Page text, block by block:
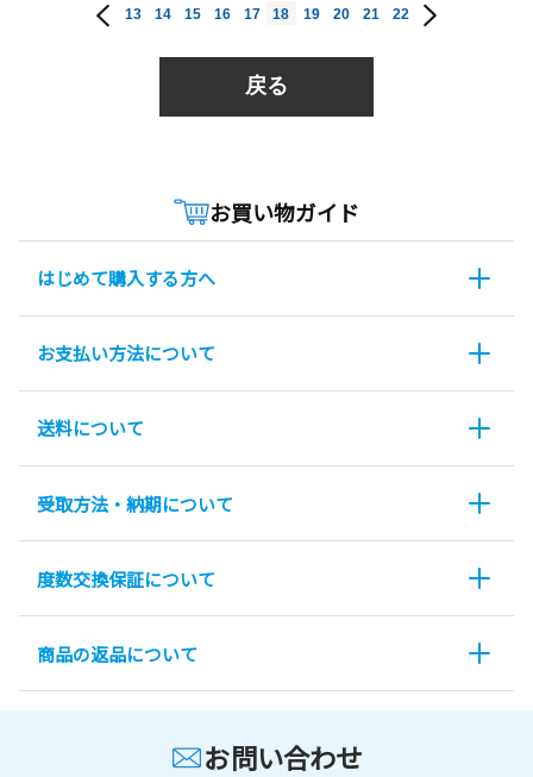
13 14 15 16 17 18 19 20 21 22
戻る
お買い物ガイド
はじめて購入する方へ
お支払い方法について
送料について
受取方法・納期について
度数交換保証について
商品の返品について
お問い合わせ